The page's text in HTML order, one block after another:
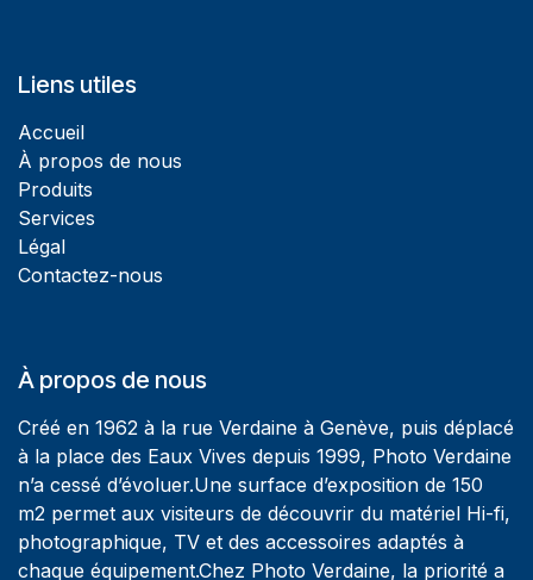
Liens utiles
Accueil
À propos de nous
Produits
Services
Légal
Contactez-nous
À propos de nous
Créé en 1962 à la rue Verdaine à Genève, puis déplacé
à la place des Eaux Vives depuis 1999, Photo Verdaine
n’a cessé d’évoluer.Une surface d’exposition de 150
m2 permet aux visiteurs de découvrir du matériel Hi-fi,
photographique, TV et des accessoires adaptés à
chaque équipement.Chez Photo Verdaine, la priorité a